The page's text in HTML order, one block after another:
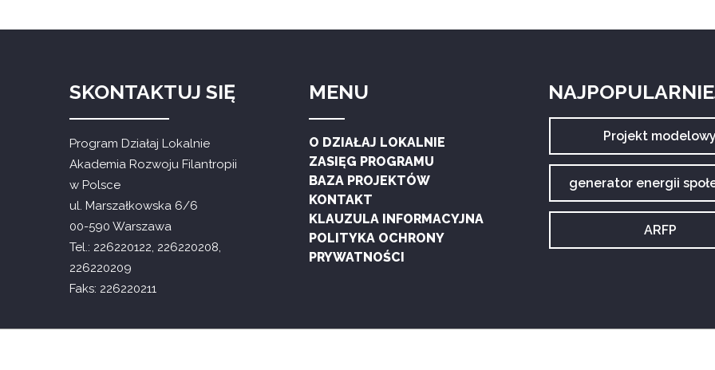
SKONTAKTUJ SIĘ
Program Działaj Lokalnie
Akademia Rozwoju Filantropii
w Polsce
ul. Marszałkowska 6/6
00-590 Warszawa
Tel.: 226220122, 226220208,
226220209
Faks: 226220211
MENU
O DZIAŁAJ LOKALNIE
ZASIĘG PROGRAMU
BAZA PROJEKTÓW
KONTAKT
KLAUZULA INFORMACYJNA
POLITYKA OCHRONY
PRYWATNOŚCI
Archiwum
tagu:
Projekt modelowy
Archiwum
tagu:
generator energii
Archiwum
tagu:
ARFP